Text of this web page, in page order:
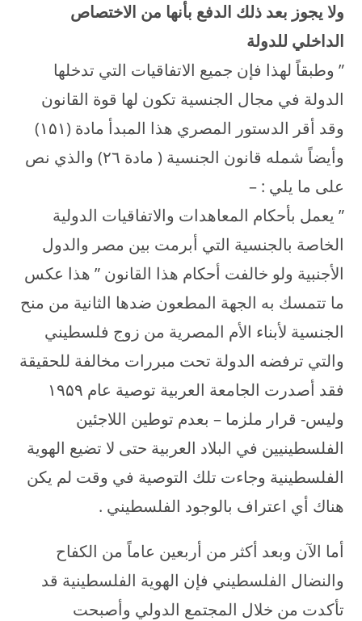
ولا يجوز بعد ذلك الدفع بأنها من الاختصاص
الداخلي للدولة
” وطبقاً لهذا فإن جميع الاتفاقيات التي تدخلها
الدولة في مجال الجنسية تكون لها قوة القانون
وقد أقر الدستور المصري هذا المبدأ مادة (۱۵۱)
وأيضاً شمله قانون الجنسية ( مادة ۲٦) والذي نص
على ما يلي : –
” يعمل بأحكام المعاهدات والاتفاقيات الدولية
الخاصة بالجنسية التي أبرمت بين مصر والدول
الأجنبية ولو خالفت أحكام هذا القانون ” هذا عكس
ما تتمسك به الجهة المطعون ضدها الثانية من منح
الجنسية لأبناء الأم المصرية من زوج فلسطيني
والتي ترفضه الدولة تحت مبررات مخالفة للحقيقة
فقد أصدرت الجامعة العربية توصية عام ۱۹۵۹
وليس- قرار ملزما – بعدم توطين اللاجئين
الفلسطينيين في البلاد العربية حتى لا تضيع الهوية
الفلسطينية وجاءت تلك التوصية في وقت لم يكن
هناك أي اعتراف بالوجود الفلسطيني .
أما الآن وبعد أكثر من أربعين عاماً من الكفاح
والنضال الفلسطيني فإن الهوية الفلسطينية قد
تأكدت من خلال المجتمع الدولي وأصبحت